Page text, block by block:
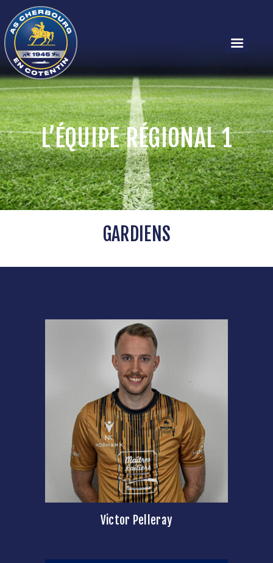
L’ÉQUIPE RÉGIONAL 1
RÉGIONAL 1
RÉGIONAL 1 – F
LES ÉQUIPES
ACTUALITÉS
PLAN / CONTACT
GARDIENS
Victor Pelleray